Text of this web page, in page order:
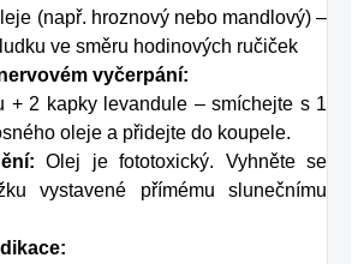
(např. hroznový nebo mandlový) –
ve směru hodinových ručiček
vyčerpání:
+ 2 kapky levandule – smíchejte s 1
oleje a přidejte do koupele.
Olej je fototoxický. Vyhněte se
vystavené přímému slunečnímu